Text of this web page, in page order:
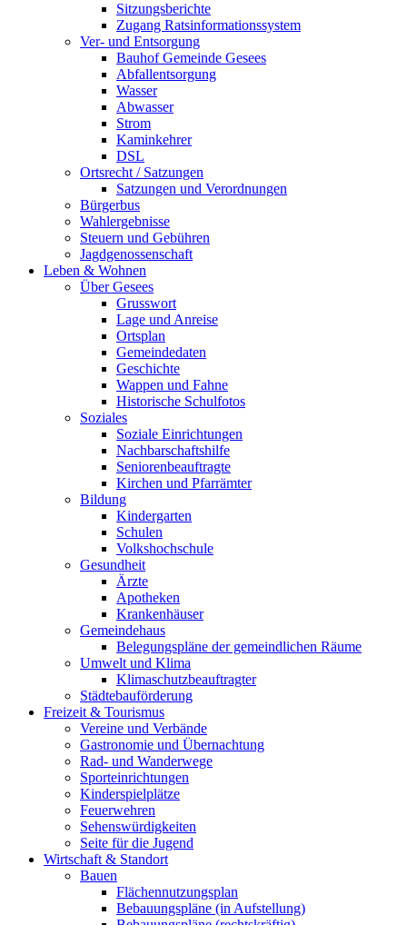
Sitzungsberichte
Zugang Ratsinformationssystem
Ver- und Entsorgung
Bauhof Gemeinde Gesees
Abfallentsorgung
Wasser
Abwasser
Strom
Kaminkehrer
DSL
Ortsrecht / Satzungen
Satzungen und Verordnungen
Bürgerbus
Wahlergebnisse
Steuern und Gebühren
Jagdgenossenschaft
Leben & Wohnen
Über Gesees
Grusswort
Lage und Anreise
Ortsplan
Gemeindedaten
Geschichte
Wappen und Fahne
Historische Schulfotos
Soziales
Soziale Einrichtungen
Nachbarschaftshilfe
Seniorenbeauftragte
Kirchen und Pfarrämter
Bildung
Kindergarten
Schulen
Volkshochschule
Gesundheit
Ärzte
Apotheken
Krankenhäuser
Gemeindehaus
Belegungspläne der gemeindlichen Räume
Umwelt und Klima
Klimaschutzbeauftragter
Städtebauförderung
Freizeit & Tourismus
Vereine und Verbände
Gastronomie und Übernachtung
Rad- und Wanderwege
Sporteinrichtungen
Kinderspielplätze
Feuerwehren
Sehenswürdigkeiten
Seite für die Jugend
Wirtschaft & Standort
Bauen
Flächennutzungsplan
Bebauungspläne (in Aufstellung)